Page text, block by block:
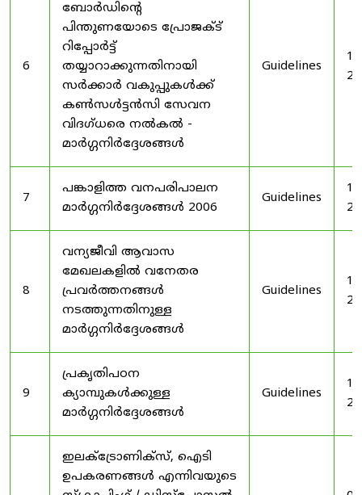
6
ബോർഡിൻ്റെ
പിന്തുണയോടെ പ്രോജക്ട്
റിപ്പോർട്ട്
തയ്യാറാക്കുന്നതിനായി
സർക്കാർ വകുപ്പുകൾക്ക്
കൺസൾട്ടൻസി സേവന
വിദഗ്ധരെ നൽകൽ -
മാർഗ്ഗനിർദ്ദേശങ്ങൾ
Guidelines
7
പങ്കാളിത്ത വനപരിപാലന
മാർഗ്ഗനിർദ്ദേശങ്ങൾ 2006
Guidelines
8
വന്യജീവി ആവാസ
മേഖലകളിൽ വനേതര
പ്രവർത്തനങ്ങൾ
നടത്തുന്നതിനുള്ള
മാർഗ്ഗനിർദ്ദേശങ്ങൾ
Guidelines
9
പ്രകൃതിപഠന
ക്യാമ്പുകൾക്കുള്ള
മാർഗ്ഗനിർദ്ദേശങ്ങൾ
Guidelines
ഇലക്‌ട്രോണിക്‌സ്, ഐടി
ഉപകരണങ്ങൾ എന്നിവയുടെ